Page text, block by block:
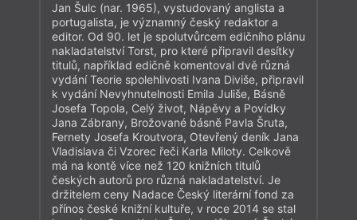
Jan Šulc (nar. 1965), vystudovaný anglista a
portugalista, je významný český redaktor a
editor. Od 90. let je spolutvůrcem edičního plánu
nakladatelství Torst, pro které připravil desítky
titulů, například edičně komentoval dvě různá
vydání Teorie spolehlivosti Ivana Diviše, připravil
k vydání Nevyhnutelnosti Emila Juliše, Básně
Josefa Topola, Celý život, Nápěvy a Povídky
Jana Zábrany, Brožované básně Pavla Šruta,
Fernety Josefa Kroutvora, Otevřený deník Jana
Vladislava či Vzorec řeči Karla Miloty. Celkově
má na kontě více než 120 knižních titulů
českých autorů pro různá nakladatelství. Je
držitelem ceny Nadace Český literární fond za
přínos české knižní kultuře, v roce 2014 se stal